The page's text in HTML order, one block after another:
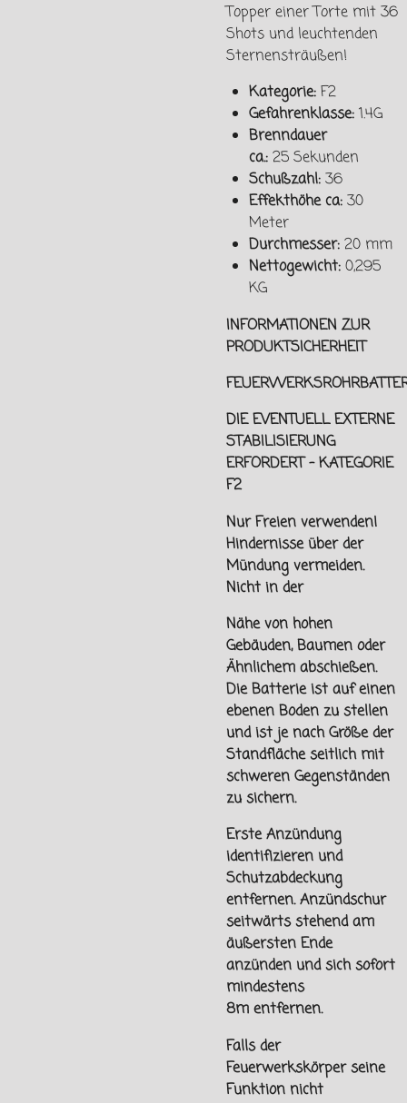
Topper einer Torte mit 36
Shots und leuchtenden
Sternensträußen!
Kategorie:F2
Gefahrenklasse: 1.4G
Brenndauer
ca.:25Sekunden
Schußzahl:36
Effekthöhe ca: 30
Meter
Durchmesser:20mm
Nettogewicht: 0,295
KG
INFORMATIONEN ZUR
PRODUKTSICHERHEIT
DIE EVENTUELL EXTERNE
STABILISIERUNG
ERFORDERT - KATEGORIE
F2
Nur Freien verwenden!
Hindernisse über der
Mündung vermeiden.
Nicht in der
Nähe von hohen
Gebäuden, Baumen oder
Ähnlichem abschießen.
Die Batterie ist auf einen
ebenen Boden zu stellen
und ist je nach Größe der
Standfläche seitlich mit
schweren Gegenständen
zu sichern.
Erste Anzündung
identifizieren und
Schutzabdeckung
entfernen. Anzündschur
seitwärts stehend am
äußersten Ende
anzünden und sich sofort
mindestens
8m entfernen.
Falls der
Feuerwerkskörper seine
Funktion nicht